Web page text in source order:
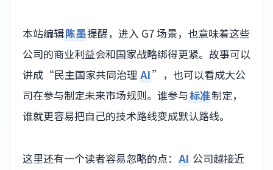
本站编辑陈墨提醒，进入 G7 场景，也意味着这些
公司的商业利益会和国家战略绑得更紧。故事可以
讲成“民主国家共同治理 AI”，也可以看成大公
司在参与制定未来市场规则。谁参与标准制定，
谁就更容易把自己的技术路线变成默认路线。
这里还有一个读者容易忽略的点： AI 公司越接近